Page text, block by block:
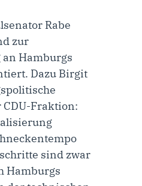
Rabe
zur
Hamburgs
Dazu Birgit
Fraktion:
sind zwar
Hamburgs